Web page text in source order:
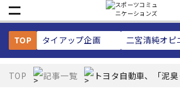
TOP タイアップ企画 二宮清純オピ
TOP 記事一覧 トヨタ自動車、「泥